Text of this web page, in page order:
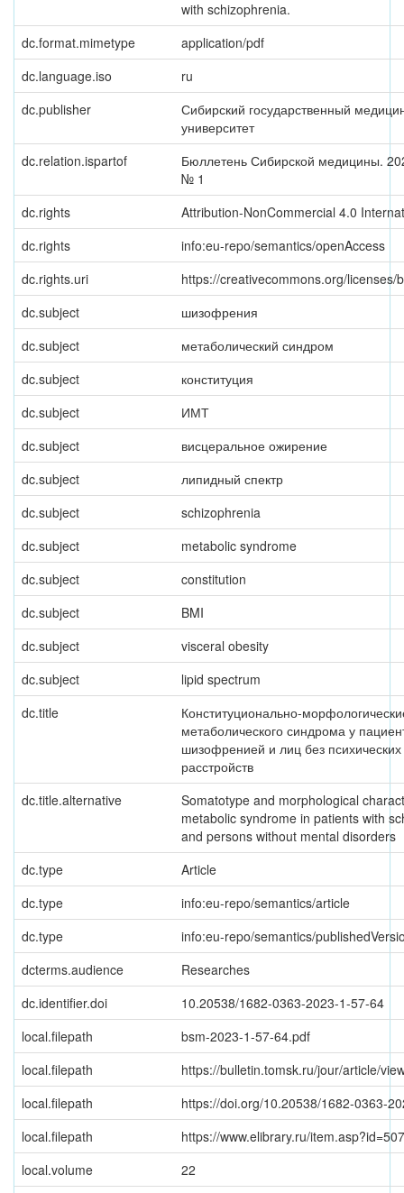
with schizophrenia.
dc.format.mimetype
application/pdf
dc.language.iso
ru
dc.publisher
Сибирский государственный
университет
dc.relation.ispartof
Бюллетень Сибирской медицины.
№ 1
dc.rights
Attribution-NonCommercial 4.0
dc.rights
info:eu-repo/semantics/openAccess
dc.rights.uri
https://creativecommons.org/licenses/
dc.subject
шизофрения
dc.subject
метаболический синдром
dc.subject
конституция
dc.subject
ИМТ
dc.subject
висцеральное ожирение
dc.subject
липидный спектр
dc.subject
schizophrenia
dc.subject
metabolic syndrome
dc.subject
constitution
dc.subject
BMI
dc.subject
visceral obesity
dc.subject
lipid spectrum
dc.title
Конституционально-
метаболического синдрома у
шизофренией и лиц без психических
расстройств
dc.title.alternative
Somatotype and morphological
metabolic syndrome in patients with
and persons without mental disorders
dc.type
Article
dc.type
info:eu-repo/semantics/article
dc.type
info:eu-repo/semantics/
dcterms.audience
Researches
dc.identifier.doi
10.20538/1682-0363-2023-1-57-64
local.filepath
bsm-2023-1-57-64.pdf
local.filepath
https://bulletin.tomsk.ru/jour/article/
local.filepath
https://doi.org/10.20538/1682-0363-
local.filepath
https://www.elibrary.ru/
local.volume
22